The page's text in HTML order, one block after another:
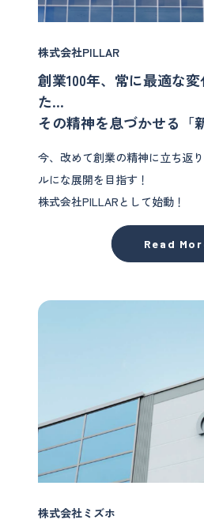
株式会社PILLAR
創業100年、常に最適な
た…
その精神を息づかせる「
今、改めて創業の精神に立ち返
ルにな展開を目指す！
株式会社PILLARとして始動！
Read
株式会社ミズホ